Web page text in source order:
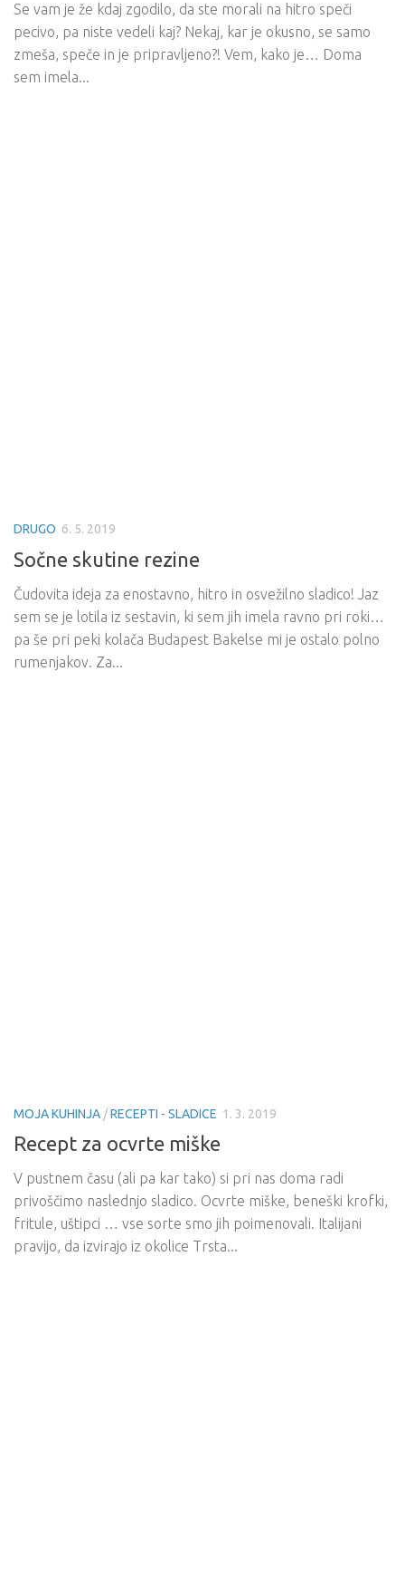
Se vam je že kdaj zgodilo, da ste morali na hitro speči
pecivo, pa niste vedeli kaj? Nekaj, kar je okusno, se samo
zmeša, speče in je pripravljeno?! Vem, kako je… Doma
sem imela...
DRUGO 6. 5. 2019
Sočne skutine rezine
Čudovita ideja za enostavno, hitro in osvežilno sladico! Jaz
sem se je lotila iz sestavin, ki sem jih imela ravno pri roki…
pa še pri peki kolača Budapest Bakelse mi je ostalo polno
rumenjakov. Za...
MOJA KUHINJA /RECEPTI - SLADICE 1. 3. 2019
Recept za ocvrte miške
V pustnem času (ali pa kar tako) si pri nas doma radi
privoščimo naslednjo sladico. Ocvrte miške, beneški krofki,
fritule, uštipci … vse sorte smo jih poimenovali. Italijani
pravijo, da izvirajo iz okolice Trsta...